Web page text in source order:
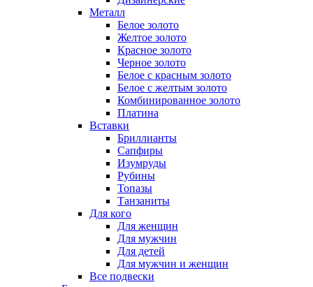
Металл
Белое золото
Желтое золото
Красное золото
Черное золото
Белое с красным золото
Белое с желтым золото
Комбинированное золото
Платина
Вставки
Бриллианты
Сапфиры
Изумруды
Рубины
Топазы
Танзаниты
Для кого
Для женщин
Для мужчин
Для детей
Для мужчин и женщин
Все подвески